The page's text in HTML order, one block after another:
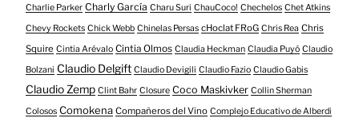
Charlie Parker Charly García Charu Suri ChauCoco! Chechelos Chet Atkins
Chevy Rockets Chick Webb Chinelas Persas cHoclat FRoG Chris Rea Chris
Squire Cintia Arévalo Cintia Olmos Claudia Heckman Claudia Puyó Claudio
Bolzani Claudio Delgift Claudio Devigili Claudio Fazio Claudio Gabis
Claudio Zemp Clint Bahr Closure Coco Maskivker Collin Sherman
Colosos Comokena Compañeros del Vino Complejo Educativo de Alberdi